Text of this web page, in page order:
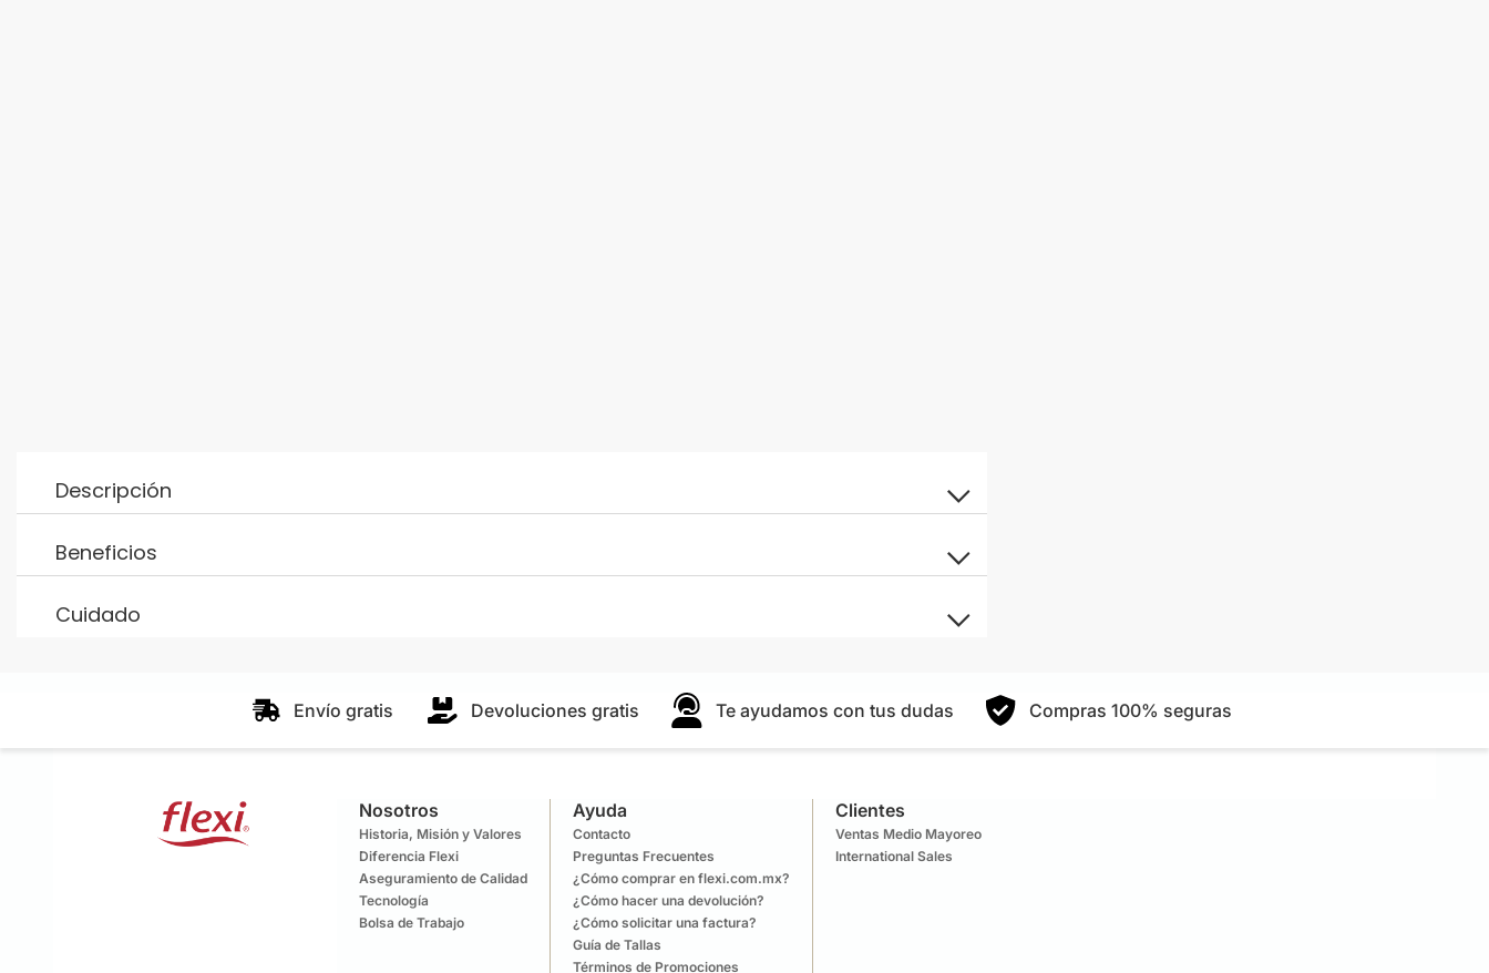
Descripción
Beneficios
Cuidado
Envío gratis Devoluciones gratis Te ayudamos con tus dudas Compras 100% seguras
Nosotros
Historia, Misión y Valores
Diferencia Flexi
Aseguramiento de Calidad
Tecnología
Bolsa de Trabajo
Ayuda
Contacto
Preguntas Frecuentes
¿Cómo comprar en flexi.com.mx?
¿Cómo hacer una devolución?
¿Cómo solicitar una factura?
Guía de Tallas
Términos de Promociones
Clientes
Ventas Medio Mayoreo
International Sales